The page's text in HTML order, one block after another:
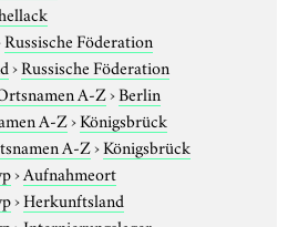
Russische Föderation
›Russische Föderation
A-Z›Berlin
A-Z›Königsbrück
A-Z›Königsbrück
›Aufnahmeort
›Herkunftsland